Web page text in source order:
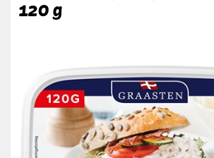
120 g